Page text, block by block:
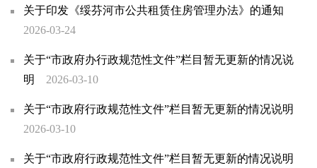
关于印发《绥芬河市公共租赁住房管理办法》的通知
2026-03-24
关于“市政府办行政规范性文件”栏目暂无更新的情况说
明
2026-03-10
关于“市政府行政规范性文件”栏目暂无更新的情况说明
2026-03-10
关于“市政府行政规范性文件”栏目暂无更新的情况说明